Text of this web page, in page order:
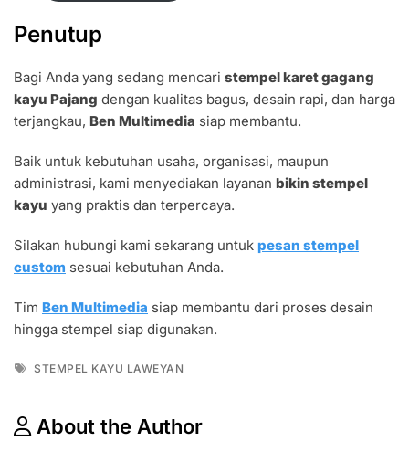
Penutup
Bagi Anda yang sedang mencari stempel karet gagang
kayu Pajang dengan kualitas bagus, desain rapi, dan harga
terjangkau, Ben Multimedia siap membantu.
Baik untuk kebutuhan usaha, organisasi, maupun
administrasi, kami menyediakan layanan bikin stempel
kayu yang praktis dan terpercaya.
Silakan hubungi kami sekarang untuk pesan stempel
custom sesuai kebutuhan Anda.
Tim Ben Multimedia siap membantu dari proses desain
hingga stempel siap digunakan.
Tags
STEMPEL KAYU LAWEYAN
About the Author